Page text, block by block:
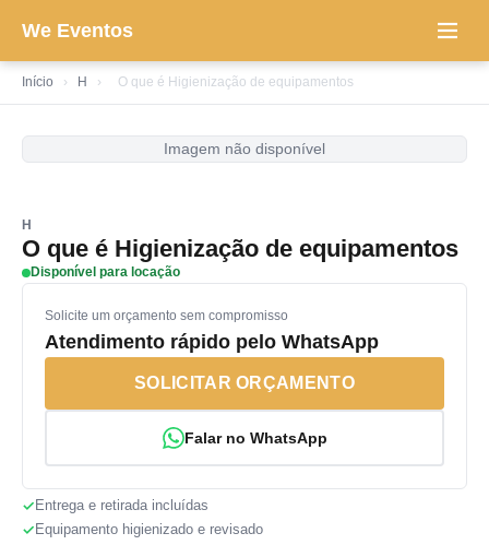
We Eventos
Início › H › O que é Higienização de equipamentos
Imagem não disponível
H
O que é Higienização de equipamentos
Disponível para locação
Solicite um orçamento sem compromisso
Atendimento rápido pelo WhatsApp
SOLICITAR ORÇAMENTO
Falar no WhatsApp
Entrega e retirada incluídas
Equipamento higienizado e revisado